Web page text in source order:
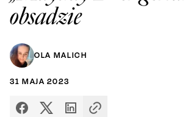
obsadzie
OLA MALICH
31 MAJA 2023